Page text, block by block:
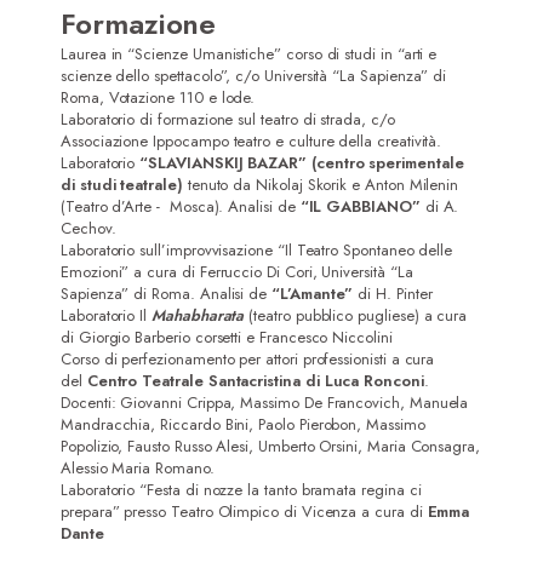
Formazione
Laurea in “Scienze Umanistiche” corso di studi in “arti e
scienze dello spettacolo”, c/o Università “La Sapienza” di
Roma, Votazione 110 e lode.
Laboratorio di formazione sul teatro di strada, c/o
Associazione Ippocampo teatro e culture della creatività.
Laboratorio “SLAVIANSKIJ BAZAR” (centro sperimentale
di studi teatrale) tenuto da Nikolaj Skorik e Anton Milenin
(Teatro d’Arte - Mosca). Analisi de “IL GABBIANO” di A.
Cechov.
Laboratorio sull’improvvisazione “Il Teatro Spontaneo delle
Emozioni” a cura di Ferruccio Di Cori, Università “La
Sapienza” di Roma. Analisi de “L’Amante” di H. Pinter
Laboratorio IlMahabharata (teatro pubblico pugliese) a cura
di Giorgio Barberio corsetti e Francesco Niccolini
Corso di perfezionamento per attori professionisti a cura
del Centro Teatrale Santacristina di Luca Ronconi.
Docenti: Giovanni Crippa, Massimo De Francovich, Manuela
Mandracchia, Riccardo Bini, Paolo Pierobon, Massimo
Popolizio, Fausto Russo Alesi, Umberto Orsini, Maria Consagra,
Alessio Maria Romano.
Laboratorio “Festa di nozze la tanto bramata regina ci
prepara” presso Teatro Olimpico di Vicenza a cura diEmma
Dante